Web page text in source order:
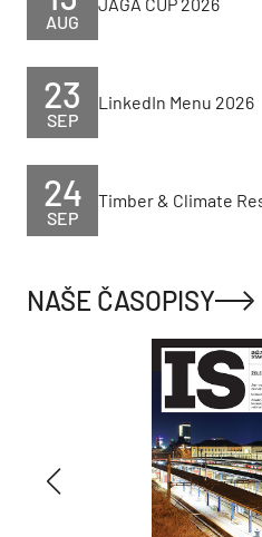
AUG
SEP
23 LinkedIn Menu 2026
SEP
24 Timber & Climate
NAŠE ČASOPISY